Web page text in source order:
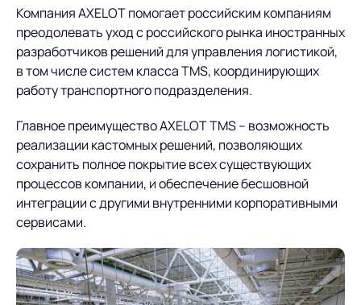
планирование
Управление
контейнерным
терминалом
Роботизация
Оборудование для склада
AXELOT AI
Техническое оснащение
Постпроектное
сопровождение
Формирование центров
компетенций
Мероприятия
Архив мероприятий
Проекты
Проекты
Контакты
Академия
Предложение для
учебных заведений
База знаний
База знаний
Компания AXELOT помогает российским компаниям
преодолевать уход с российского рынка иностранных
разработчиков решений для управления логистикой,
в том числе систем класса TMS, координирующих
работу транспортного подразделения.
Главное преимущество AXELOT TMS – возможность
реализации кастомных решений, позволяющих
сохранить полное покрытие всех существующих
процессов компании, и обеспечение бесшовной
интеграции с другими внутренними корпоративными
сервисами.